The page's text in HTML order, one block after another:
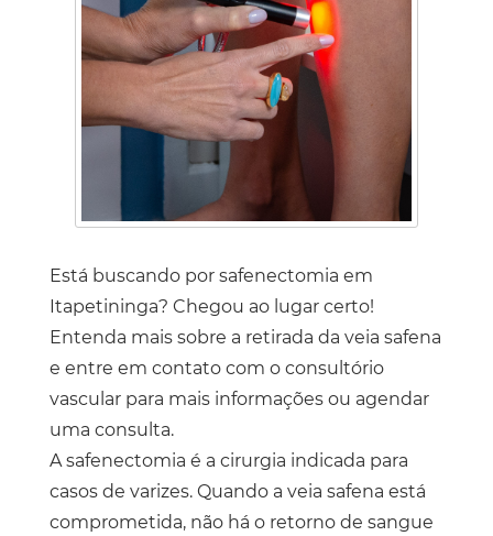
Está buscando por safenectomia em
Itapetininga? Chegou ao lugar certo!
Entenda mais sobre a retirada da veia safena
e entre em contato com o consultório
vascular para mais informações ou agendar
uma consulta.
A safenectomia é a cirurgia indicada para
casos de varizes. Quando a veia safena está
comprometida, não há o retorno de sangue